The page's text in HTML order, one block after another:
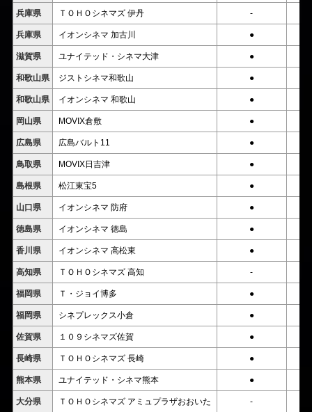
兵庫県 ＴＯＨＯシネマズ 伊丹 -
兵庫県 イオンシネマ 加古川 ●
滋賀県 ユナイテッド・シネマ大津 ●
和歌山県 ジストシネマ和歌山 ●
和歌山県 イオンシネマ 和歌山 ●
岡山県 MOVIX倉敷 ●
広島県 広島バルト11 ●
鳥取県 MOVIX日吉津 ●
島根県 松江東宝5 ●
山口県 イオンシネマ 防府 ●
徳島県 イオンシネマ 徳島 ●
香川県 イオンシネマ 高松東 ●
高知県 ＴＯＨＯシネマズ 高知 -
福岡県 Ｔ・ジョイ博多 ●
福岡県 シネプレックス小倉 ●
佐賀県 １０９シネマズ佐賀 ●
長崎県 ＴＯＨＯシネマズ 長崎 ●
熊本県 ユナイテッド・シネマ熊本 ●
大分県 ＴＯＨＯシネマズ アミュプラザおおいた -